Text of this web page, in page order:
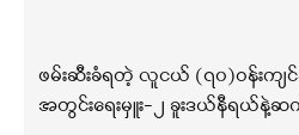
ဖမ်းဆီးခံရတဲ့ လူငယ် (၇၀)ဝန်းကျ
အတွင်းရေးမှူး-၂ ခူးဒယ်နီရယ်နဲ့ဆ